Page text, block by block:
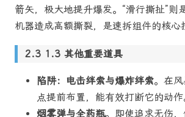
箭矢，极大地提升爆发。“滑行撕扯”则
机器造成高额撕裂，是速拆组件的核心
1.3 其他重要道具
陷阱：电击绊索与爆炸绊索。在
点提前布置，能有效打断它的动作
烟雾弹与全药瓶。即使追求无伤